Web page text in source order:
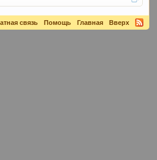
связь Помощь Главная
Вверх